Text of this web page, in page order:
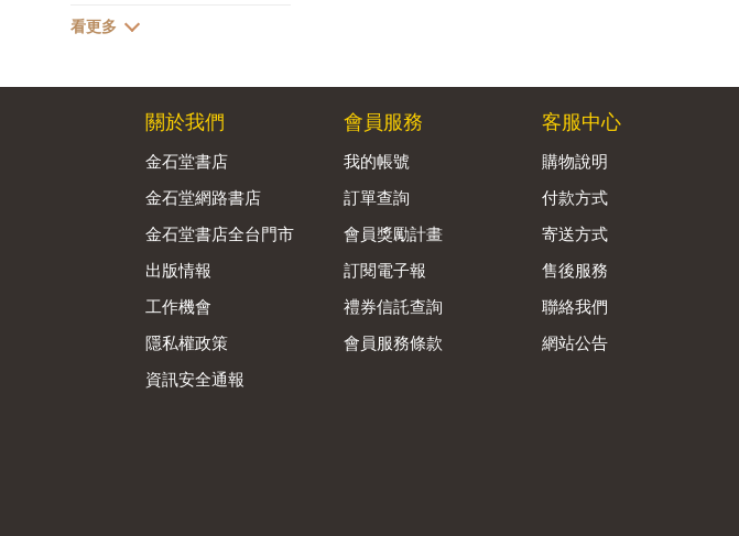
關於我們
金石堂書店
金石堂網路書店
金石堂書店全台門市
出版情報
工作機會
隱私權政策
資訊安全通報
會員服務
我的帳號
訂單查詢
會員獎勵計畫
訂閱電子報
禮券信託查詢
會員服務條款
客服中心
購物說明
付款方式
寄送方式
售後服務
聯絡我們
網站公告